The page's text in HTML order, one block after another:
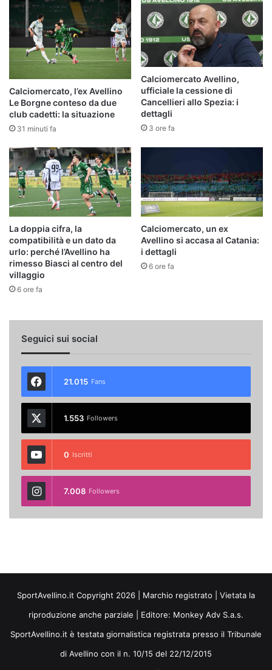
Calciomercato, l’ex Avellino
Le Borgne conteso da due
club cadetti: la situazione
31 minuti fa
Calciomercato Avellino,
ufficiale la cessione di
Cancellieri allo Spezia: i
dettagli
3 ore fa
La doppia cifra, la
compatibilità e un dato da
urlo: perché l’Avellino ha
rimesso Biasci al centro del
villaggio
6 ore fa
Calciomercato, un ex
Avellino si accasa al Catania:
i dettagli
6 ore fa
Seguici sui social
21.015 Fans
1.553 Followers
0 Iscritti
7.008 Followers
SportAvellino.it Copyright 2026 | Marchio registrato | Vietata la
riproduzione anche parziale | Editore: Monkey Adv S.a.s.
SportAvellino.it è testata giornalistica registrata presso il Tribunale
di Avellino con il n. 10/15 del 22/12/2015